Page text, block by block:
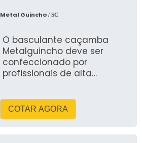
Metal Guincho/ SC
O basculante caçamba
Metalguincho deve ser
confeccionado por
profissionais de alta
possibilidade de falha em
sua performance, s
COTAR AGORA